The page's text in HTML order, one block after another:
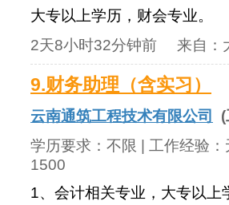
大专以上学历，财会专业。
2天8小时32分钟前 来自：
9.财务助理（含实习）
云南通筑工程技术有限公司
学历要求： 不限 | 工作经验：
1500
1、会计相关专业，大专以